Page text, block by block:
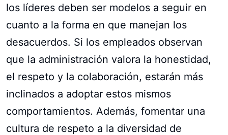
los líderes deben ser modelos a seguir en
cuanto a la forma en que manejan los
desacuerdos. Si los empleados observan
que la administración valora la honestidad,
el respeto y la colaboración, estarán más
inclinados a adoptar estos mismos
comportamientos. Además, fomentar una
cultura de respeto a la diversidad de